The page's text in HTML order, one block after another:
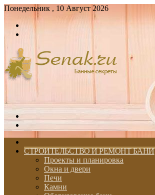
Понедельник , 10 Август 2026
Войти
skin
СТРОИТЕЛЬСТВО И РЕМОНТ БАНИ
Проекты и планировка
Окна и двери
Печи
Камни